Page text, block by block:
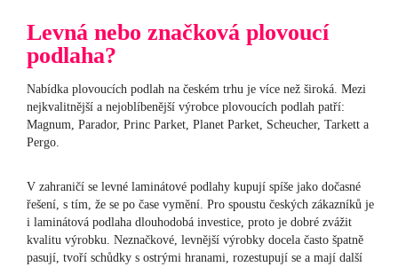
Levná nebo značková plovoucí
podlaha?
Nabídka plovoucích podlah na českém trhu je více než široká. Mezi
nejkvalitnější a nejoblíbenější výrobce plovoucích podlah patří:
Magnum, Parador, Princ Parket, Planet Parket, Scheucher, Tarkett a
Pergo.
V zahraničí se levné laminátové podlahy kupují spíše jako dočasné
řešení, s tím, že se po čase vymění. Pro spoustu českých zákazníků je
i laminátová podlaha dlouhodobá investice, proto je dobré zvážit
kvalitu výrobku. Neznačkové, levnější výrobky docela často špatně
pasují, tvoří schůdky s ostrými hranami, rozestupují se a mají další